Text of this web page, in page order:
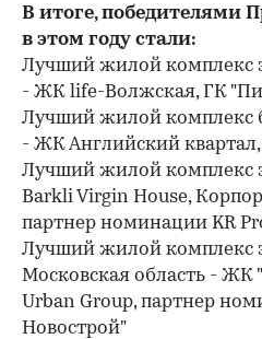
00:00 / 00:00
В итоге, победителями
в этом году стали:
Лучший жилой комплекс
- ЖК life-Волжская, ГК
Лучший жилой комплекс
- ЖК Английский
Лучший жилой комплекс
Barkli Virgin House,
партнер номинации KR
Лучший жилой комплекс
Московская область - ЖК
Urban Group, партнер
Новострой"